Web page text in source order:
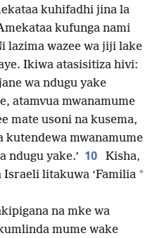
kuhifadhi jina la
kufunga nami
lazima wazee wa jiji lake
Ikiwa atasisitiza hivi:
wa ndugu yake
atamvua mwanamume
mate usoni na kusema,
kutendewa mwanamume
ndugu yake.’ 10
Kisha,
Israeli litakuwa ‘Familia *
na mke wa
mume wake